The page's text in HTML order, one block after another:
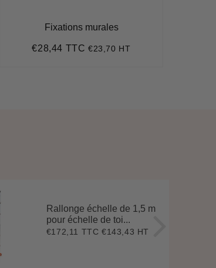
Fixations murales
Prix
€28,44 TTC€28,44
€23,70 HT
Rallonge échelle de 1,5 m
pour échelle de toi...
Prix
€172,11 TTC €172,11
€143,43 HT